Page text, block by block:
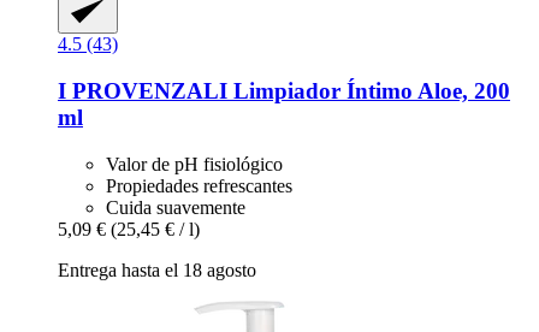
4.5 (43)
I PROVENZALI Limpiador Íntimo Aloe, 200
ml
Valor de pH fisiológico
Propiedades refrescantes
Cuida suavemente
5,09 € (25,45 € / l)
Entrega hasta el 18 agosto